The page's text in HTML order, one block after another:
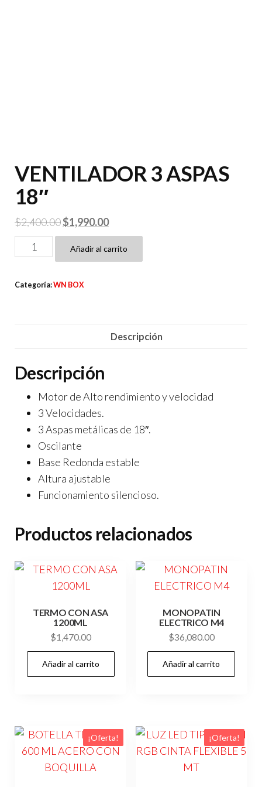
VENTILADOR 3 ASPAS
18″
$2,400.00El
precio
original
$2,400.00.
$1,990.00El
precio
actual
VENTILADOR
3
Añadir al carrito
Categoría:WN BOX
Descripción
Descripción
Motor de Alto rendimiento y velocidad
3 Velocidades.
3 Aspas metálicas de 18″.
Oscilante
Base Redonda estable
Altura ajustable
Funcionamiento silencioso.
Productos relacionados
TERMO CON ASA
1200ML
$1,470.00
Añadir al carrito
MONOPATIN
ELECTRICO M4
$36,080.00
Añadir al carrito
¡Oferta! ¡Oferta!